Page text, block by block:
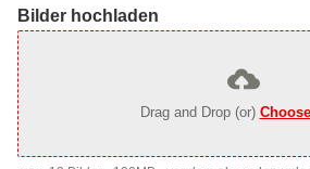
Bilder hochladen
Drag and Drop (or)